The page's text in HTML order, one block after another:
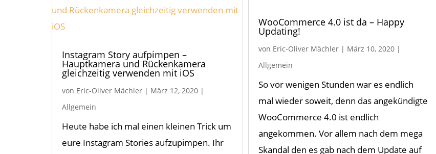
Instagram Story aufpimpen –
Hauptkamera und Rückenkamera
gleichzeitig verwenden mit iOS
von Eric-Oliver Mächler| März 12, 2020|
Allgemein
Heute habe ich mal einen kleinen Trick um
eure Instagram Stories aufzupimpen. Ihr
WooCommerce 4.0 ist da – Happy
Updating!
von Eric-Oliver Mächler| März 10, 2020|
Allgemein
So vor wenigen Stunden war es endlich
mal wieder soweit, denn das angekündigte
WooCommerce 4.0 ist endlich
angekommen. Vor allem nach dem mega
Skandal den es gab nach dem Update auf